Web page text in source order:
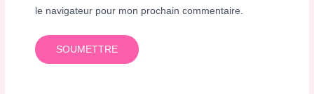
le navigateur pour mon prochain commentaire.